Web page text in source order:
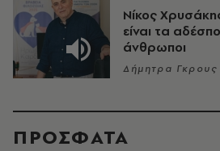
Νίκος
είναι τα
άνθρωποι
Δήμητρα Γκρους
ΠΡΟΣΦΑΤΑ